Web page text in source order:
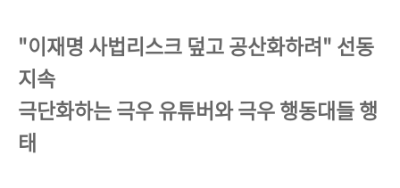
"이재명 사법리스크 덮고 공산화하려" 선동
지속
극단화하는 극우 유튜버와 극우 행동대들 행
태